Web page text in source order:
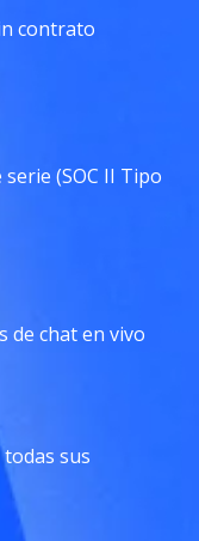
contrato
(SOC II Tipo
de chat en vivo
sus